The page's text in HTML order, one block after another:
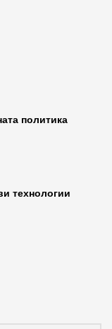
политика
технологии